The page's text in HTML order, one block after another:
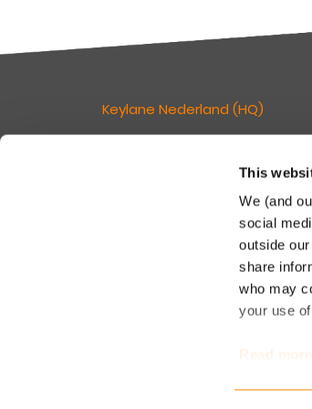
This
We (and
social
outside
share
who may
your use
Read more
Keylane Nederland (HQ)
Bezoek de contactpagina voor een
compleet overzicht van onze